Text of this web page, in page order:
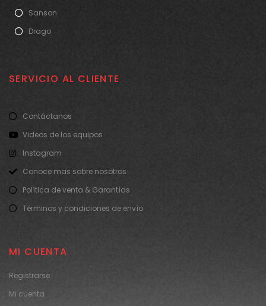
Sanson
Drago
SERVICIO AL CLIENTE
Contáctanos
Videos de los equipos
Instagram
Conoce mas sobre nosotros
Política de venta & Garantías
Términos y condiciones de envío
MI CUENTA
Registrarse
Mi cuenta